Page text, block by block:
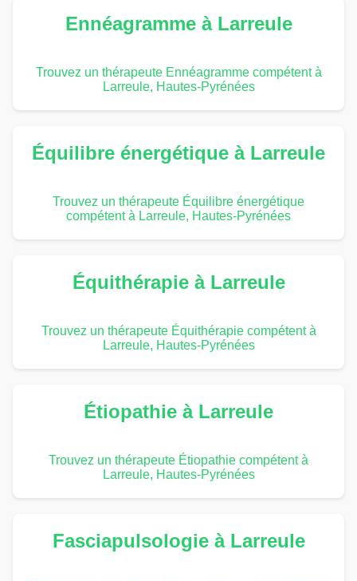
Ennéagramme à Larreule
Trouvez un thérapeute Ennéagramme compétent à
Larreule, Hautes-Pyrénées
Équilibre énergétique à Larreule
Trouvez un thérapeute Équilibre énergétique
compétent à Larreule, Hautes-Pyrénées
Équithérapie à Larreule
Trouvez un thérapeute Équithérapie compétent à
Larreule, Hautes-Pyrénées
Étiopathie à Larreule
Trouvez un thérapeute Étiopathie compétent à
Larreule, Hautes-Pyrénées
Fasciapulsologie à Larreule